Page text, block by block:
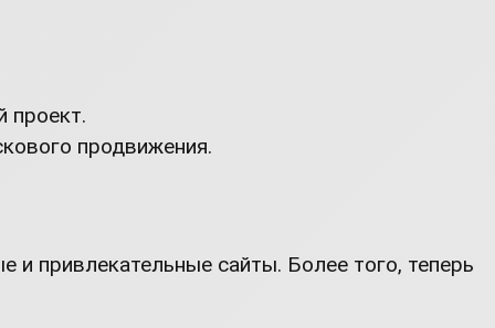
проект.
продвижения.
привлекательные сайты. Более того, теперь